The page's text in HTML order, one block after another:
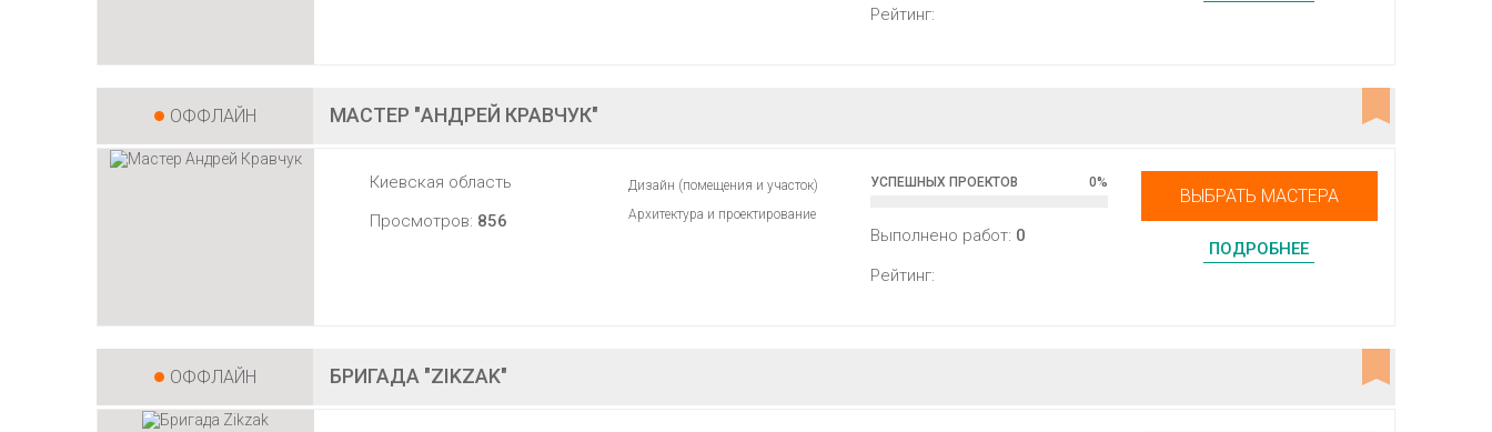
Рейтинг:
ОФФЛАЙН МАСТЕР "АНДРЕЙ КРАВЧУК"
Киевская область
Просмотров: 856
Дизайн (помещения и участок)
Архитектура и проектирование
УСПЕШНЫХ ПРОЕКТОВ 0%
Выполнено работ: 0
Рейтинг:
ВЫБРАТЬ МАСТЕРА
ПОДРОБНЕЕ
ОФФЛАЙН БРИГАДА "ZIKZAK"